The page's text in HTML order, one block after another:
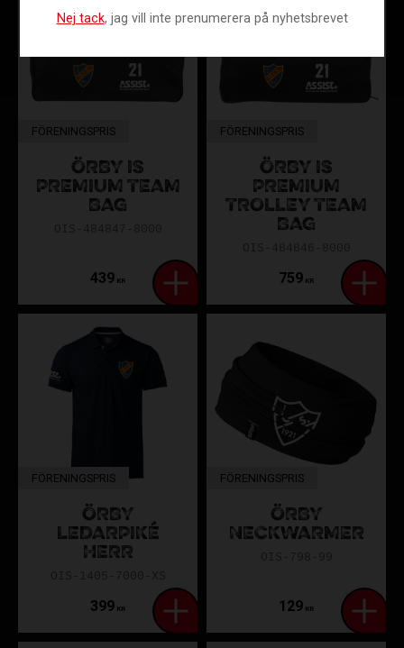
FÖRENINGSPRIS
ÖRBY IS
PREMIUM TEAM
BAG
439 KR
FÖRENINGSPRIS
ÖRBY IS
PREMIUM
TROLLEY TEAM
BAG
759 KR
FÖRENINGSPRIS
ÖRBY
LEDARPIKÉ
HERR
399 KR
FÖRENINGSPRIS
ÖRBY
NECKWARMER
129 KR
Nej tack, jag vill inte prenumerera på nyhetsbrevet